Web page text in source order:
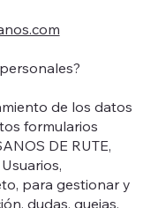
de los datos
formularios
DE RUTE,
para gestionar y
dudas, quejas,